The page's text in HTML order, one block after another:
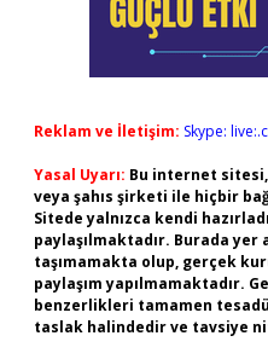
Reklam ve İletişim: Skype:
Yasal Uyarı: Bu internet
veya şahıs şirketi ile hiçbir
Sitede yalnızca kendi
paylaşılmaktadır. Burada
taşımamakta olup, gerçek
paylaşım yapılmamaktadır.
benzerlikleri tamamen
taslak halindedir ve tavsiye